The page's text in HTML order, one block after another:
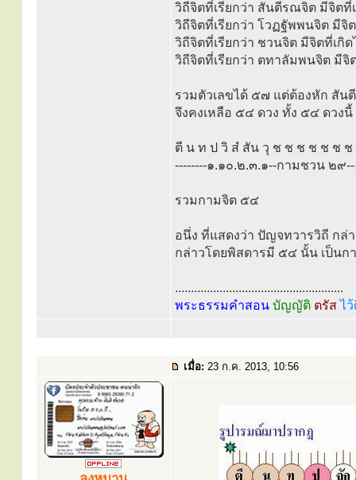
วิถีจิตที่เรียกว่า สันตีรณจิต มีจิต
วิถีจิตที่เรียกว่า โวฏฐัพพนจิต มีจิ
วิถีจิตที่เรียกว่า ชวนจิต มีจิตที่เกิ
วิถีจิตที่เรียกว่า ตทาลัมพนจิต มี
รวมตัวเลขได้ ๕๗ แต่ต้องหัก สัน
จึงคงเหลือ ๕๔ ดวง ทั้ง ๕๔ ดวง
ตี น ท ป วิ สํ สัน วุ ช ช ช ช ช ช ช
--------๑.๑๐.๒.๓.๑--กามชวน ๒๙
รวมกามจิต ๕๔
อนึ่ง ที่แสดงว่า ปัญจทวารวิถี กล่
กล่าวโดยพิสดารมี ๕๔ นั้น เป็นก
.....................................................
พระธรรมคำสอน บัญญัติ ตรัสไ
เมื่อ: 23 ก.ค. 2013, 10:56